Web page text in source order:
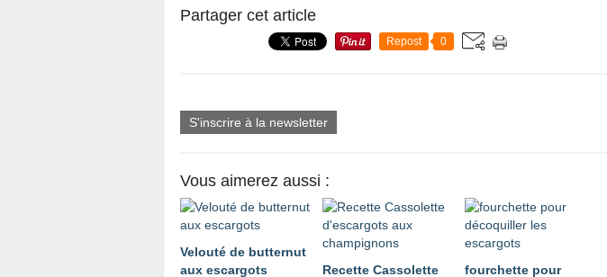
Partager cet article
Repost 0
S'inscrire à la newsletter
Vous aimerez aussi :
Velouté de butternut
aux escargots
Recette Cassolette
fourchette pour